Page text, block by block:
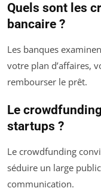
Quels sont les
bancaire ?
Les banques
votre plan d’affaires,
rembourser le prêt.
Le
startups ?
Le crowdfunding
séduire un large
communication.